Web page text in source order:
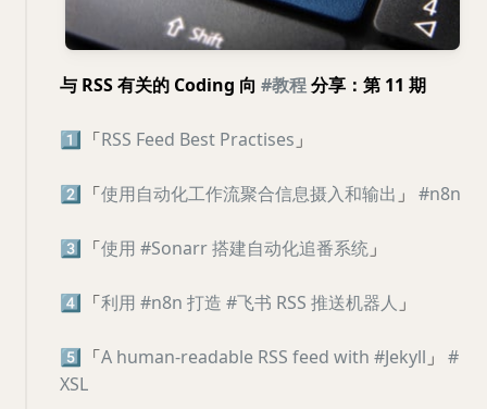
与 RSS 有关的 Coding 向 #教程分享：第 11 期
1️⃣ 「RSS Feed Best Practises 」
2️⃣ 「使用自动化工作流聚合信息摄入和输出 」 #n8n
3️⃣ 「使用 #Sonarr 搭建自动化追番系统 」
4️⃣ 「利用 #n8n 打造 #飞书 RSS 推送机器人 」
5️⃣ 「A human-readable RSS feed with #Jekyll 」 #
XSL